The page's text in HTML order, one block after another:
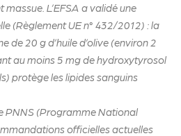
massue. L’EFSA a validé une
(Règlement UE n° 432/2012) : la
de 20 g d’huile d’olive (environ 2
au moins 5 mg de hydroxytyrosol
protège les lipides sanguins
PNNS (Programme National
officielles actuelles